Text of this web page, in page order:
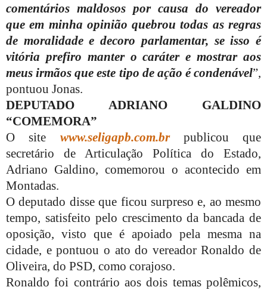
comentários maldosos por causa do vereador
que em minha opinião quebrou todas as regras
de moralidade e decoro parlamentar, se isso é
vitória prefiro manter o caráter e mostrar aos
meus irmãos que este tipo de ação é condenável”,
pontuou Jonas.
DEPUTADO ADRIANO GALDINO
“COMEMORA”
O site
www.seligapb.com.brpublicou que
secretário de Articulação Política do Estado,
Adriano Galdino, comemorou o acontecido em
Montadas.
O deputado disse que ficou surpreso e, ao mesmo
tempo, satisfeito pelo crescimento da bancada de
oposição, visto que é apoiado pela mesma na
cidade, e pontuou o ato do vereador Ronaldo de
Oliveira, do PSD, como corajoso.
Ronaldo foi contrário aos dois temas polêmicos,